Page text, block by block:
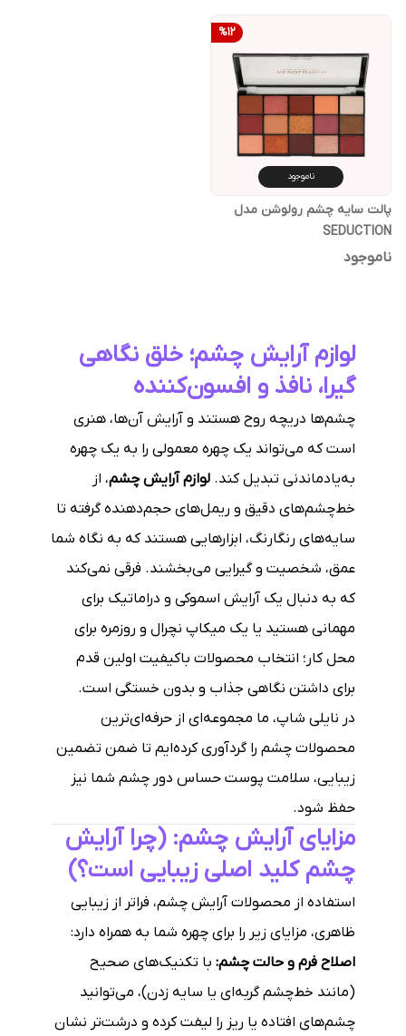
%12
ناموجود
پالت سایه چشم رولوشن مدل
SEDUCTION
ناموجود
لوازم آرایش چشم؛ خلق نگاهی
گیرا، نافذ و افسون‌کننده
چشم‌ها دریچه روح هستند و آرایش آن‌ها، هنری
است که می‌تواند یک چهره معمولی را به یک چهره
به‌یادماندنی تبدیل کند. لوازم آرایش چشم، از
خط‌چشم‌های دقیق و ریمل‌های حجم‌دهنده گرفته تا
سایه‌های رنگارنگ، ابزارهایی هستند که به نگاه شما
عمق، شخصیت و گیرایی می‌بخشند. فرقی نمی‌کند
که به دنبال یک آرایش اسموکی و دراماتیک برای
مهمانی هستید یا یک میکاپ نچرال و روزمره برای
محل کار؛ انتخاب محصولات باکیفیت اولین قدم
برای داشتن نگاهی جذاب و بدون خستگی است.
در نایلی شاپ، ما مجموعه‌ای از حرفه‌ای‌ترین
محصولات چشم را گردآوری کرده‌ایم تا ضمن تضمین
زیبایی، سلامت پوست حساس دور چشم شما نیز
حفظ شود.
مزایای آرایش چشم: (چرا آرایش
چشم کلید اصلی زیبایی است؟)
استفاده از محصولات آرایش چشم، فراتر از زیبایی
ظاهری، مزایای زیر را برای چهره شما به همراه دارد:
اصلاح فرم و حالت چشم: با تکنیک‌های صحیح
(مانند خط‌چشم گربه‌ای یا سایه زدن)، می‌توانید
چشم‌های افتاده یا ریز را لیفت کرده و درشت‌تر نشان